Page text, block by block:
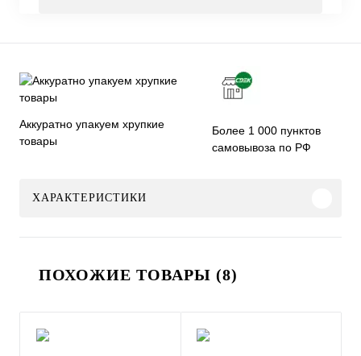
Аккуратно упакуем хрупкие
товары
Более 1 000 пунктов
самовывоза по РФ
ХАРАКТЕРИСТИКИ
ПОХОЖИЕ ТОВАРЫ (8)